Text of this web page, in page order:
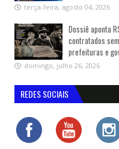
terça-feira, agosto 04, 2026
Dossiê aponta
contratados
prefeituras e
domingo, julho 26, 2026
REDES SOCIAIS